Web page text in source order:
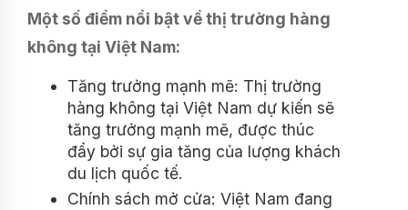
Một số điểm nổi bật về thị trường hàng
không tại Việt Nam:
Tăng trưởng mạnh mẽ: Thị trường
hàng không tại Việt Nam dự kiến sẽ
tăng trưởng mạnh mẽ, được thúc
đẩy bởi sự gia tăng của lượng khách
du lịch quốc tế.
Chính sách mở cửa: Việt Nam đang